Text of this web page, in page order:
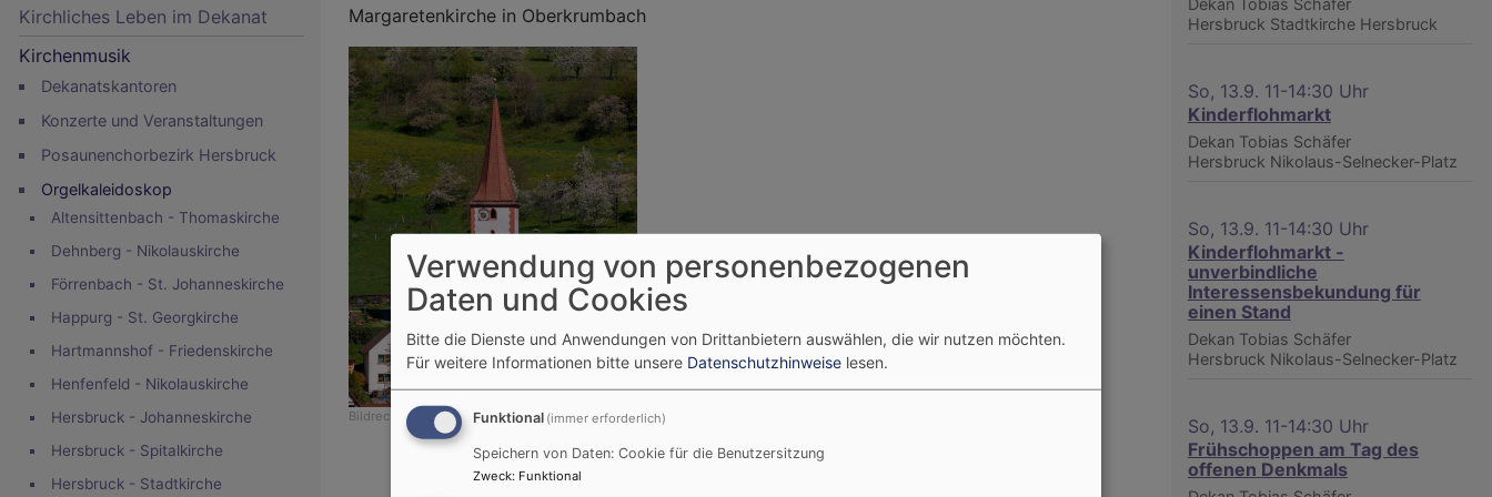
Kirchliches Leben im Dekanat
Kirchenmusik
Dekanatskantoren
Konzerte und Veranstaltungen
Posaunenchorbezirk Hersbruck
Orgelkaleidoskop
Altensittenbach - Thomaskirche
Dehnberg - Nikolauskirche
Förrenbach - St. Johanneskirche
Happurg - St. Georgkirche
Hartmannshof - Friedenskirche
Henfenfeld - Nikolauskirche
Hersbruck - Johanneskirche
Hersbruck - Spitalkirche
Hersbruck - Stadtkirche
Margaretenkirche in Oberkrumbach
Bildrechte Thomas Geiger
Dekan Tobias Schäfer
Hersbruck Stadtkirche Hersbruck
So, 13.9. 11-14:30 Uhr
Kinderflohmarkt
Dekan Tobias Schäfer
Hersbruck Nikolaus-Selnecker-Platz
So, 13.9. 11-14:30 Uhr
Kinderflohmarkt -
unverbindliche
Interessensbekundung für
einen Stand
Dekan Tobias Schäfer
Hersbruck Nikolaus-Selnecker-Platz
So, 13.9. 11-14:30 Uhr
Frühschoppen am Tag des
offenen Denkmals
Verwendung von personenbezogenen
Daten und Cookies
Bitte die Dienste und Anwendungen von Drittanbietern auswählen, die wir nutzen möchten.
Für weitere Informationen bitte unsere Datenschutzhinweise lesen.
Funktional (immer erforderlich)
Speichern von Daten: Cookie für die Benutzersitzung
Zweck: Funktional